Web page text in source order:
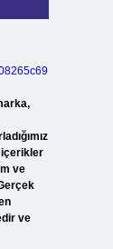
içerikler
ve
ve